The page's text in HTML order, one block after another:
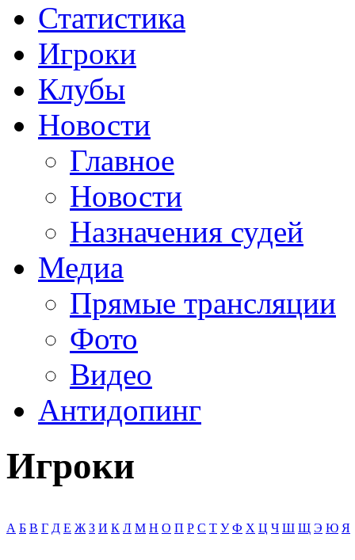
Статистика
Игроки
Клубы
Новости
Главное
Новости
Назначения судей
Медиа
Прямые трансляции
Фото
Видео
Антидопинг
Игроки
А Б В Г Д Е Ж З И К Л М Н О П Р С Т У Ф Х Ц Ч Ш Щ Э Ю Я